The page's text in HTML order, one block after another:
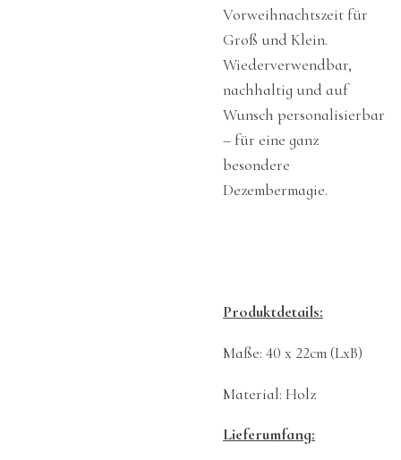
Vorweihnachtszeit für
Groß und Klein.
Wiederverwendbar,
nachhaltig und auf
Wunsch personalisierbar
– für eine ganz
besondere
Dezembermagie.
Produktdetails:
Maße: 40 x 22cm (LxB)
Material: Holz
Lieferumfang: